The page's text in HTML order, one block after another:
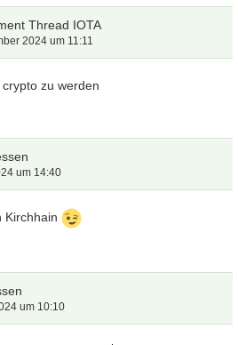
Thread IOTA
2024 um 11:11
zu werden
um 14:40
Kirchhain
um 10:10